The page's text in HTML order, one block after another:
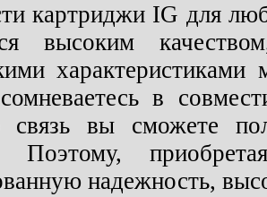
картриджи IG для
высоким
в
связь вы сможете
Поэтому,
надежность,